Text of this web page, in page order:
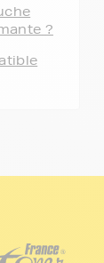
?